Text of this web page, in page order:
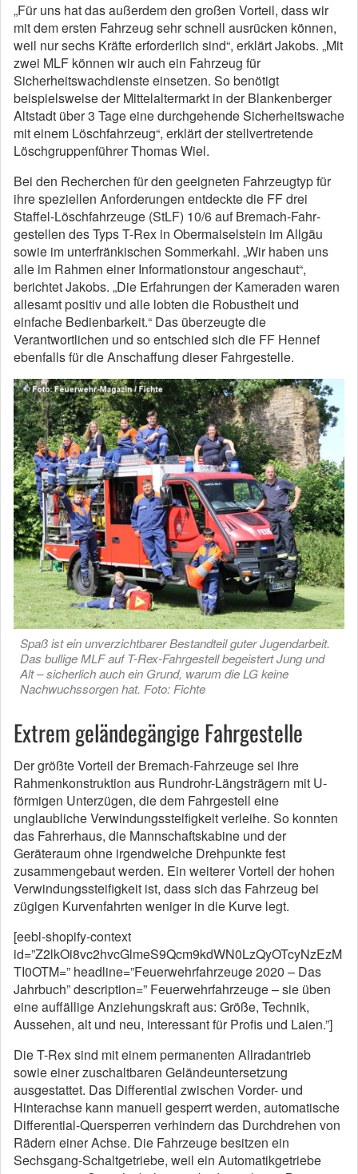
„Für uns hat das außerdem den großen Vorteil, dass wir
mit dem ersten Fahrzeug sehr schnell ausrücken können,
weil nur sechs Kräfte erforderlich sind“, erklärt Jakobs. „Mit
zwei MLF können wir auch ein Fahrzeug für
Sicherheitswachdienste einsetzen. So benötigt
beispielsweise der Mittelaltermarkt in der Blankenberger
Altstadt über 3 Tage eine durchgehende Sicherheitswache
mit einem Löschfahrzeug“, erklärt der stellvertretende
Löschgruppenführer Thomas Wiel.
Bei den Recherchen für den geeigneten Fahrzeugtyp für
ihre speziellen Anforderungen entdeckte die FF drei
Staffel-Löschfahrzeuge (StLF) 10/6 auf Bremach-Fahr­
gestellen des Typs T-Rex in Obermaiselstein im Allgäu
sowie im unterfränkischen Sommerkahl. „Wir haben uns
alle im Rahmen einer Informationstour angeschaut“,
berichtet Jakobs. „Die Erfahrungen der Kameraden waren
allesamt positiv und alle lobten die Robustheit und
einfache Bedienbarkeit.“ Das überzeugte die
Verantwortlichen und so entschied sich die FF Hennef
ebenfalls für die Anschaffung dieser Fahrgestelle.
Spaß ist ein unverzichtbarer Bestandteil guter Jugendarbeit.
Das bullige MLF auf T-Rex-Fahrgestell begeistert Jung und
Alt – sicherlich auch ein Grund, warum die LG keine
Nachwuchssorgen hat. Foto: Fichte
Extrem geländegängige Fahrgestelle
Der größte Vorteil der Bremach-Fahrzeuge sei ihre
Rahmenkonstruktion aus Rundrohr-Längsträgern mit U-
förm­igen Unterzügen, die dem Fahrgestell eine
unglaubliche Verwindungssteifigkeit verleihe. So konnten
das Fahrerhaus, die Mannschaftskabine und der
Geräteraum ohne irgendwelche Drehpunkte fest
zusammengebaut werden. Ein weiterer Vorteil der hohen
Verwindungssteifigkeit ist, dass sich das Fahrzeug bei
zügigen Kurvenfahrten weniger in die Kurve legt.
[eebl-shopify-context
id=”Z2lkOi8vc2hvcGlmeS9Qcm9kdWN0LzQyOTcyNzEzM
TI0OTM=” headline=”Feuerwehrfahrzeuge 2020 – Das
Jahrbuch” description=” Feuerwehrfahrzeuge – sie üben
eine auffällige Anziehungskraft aus: Größe, Technik,
Aussehen, alt und neu, interessant für Profis und Laien.”]
Die T-Rex sind mit einem permanenten Allradantrieb
sowie einer zuschaltbaren Geländeuntersetzung
ausgestattet. Das Differential zwischen Vorder- und
Hinterachse kann manuell gesperrt werden, automatische
Differential-Quersperren verhindern das Durchdrehen von
Rädern einer Achse. Die Fahrzeuge besitzen ein
Sechsgang-Schaltgetriebe, weil ein Automatikgetriebe